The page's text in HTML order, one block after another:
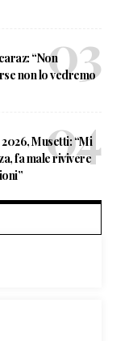
“Non
non lo vedremo
Musetti: “Mi
fa male rivivere